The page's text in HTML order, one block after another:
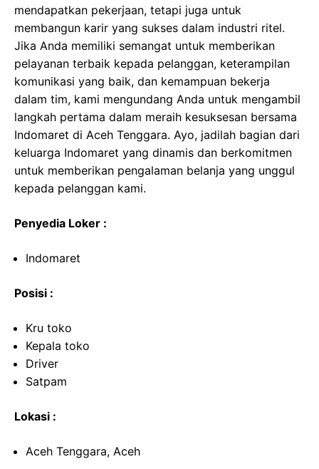
mendapatkan pekerjaan, tetapi juga untuk
membangun karir yang sukses dalam industri ritel.
Jika Anda memiliki semangat untuk memberikan
pelayanan terbaik kepada pelanggan, keterampilan
komunikasi yang baik, dan kemampuan bekerja
dalam tim, kami mengundang Anda untuk mengambil
langkah pertama dalam meraih kesuksesan bersama
Indomaret di Aceh Tenggara. Ayo, jadilah bagian dari
keluarga Indomaret yang dinamis dan berkomitmen
untuk memberikan pengalaman belanja yang unggul
kepada pelanggan kami.
Penyedia Loker :
Indomaret
Posisi :
Kru toko
Kepala toko
Driver
Satpam
Lokasi :
Aceh Tenggara, Aceh